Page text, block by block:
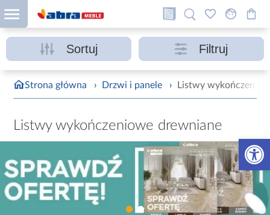
Otwórz
Sortuj Filtruj
Strona główna › Drzwi i panele › Listwy
Listwy wykończeniowe drewniane